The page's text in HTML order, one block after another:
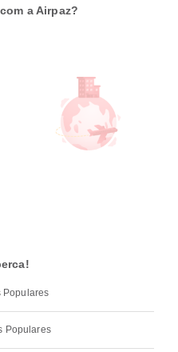
a Airpaz?
Populares
Populares